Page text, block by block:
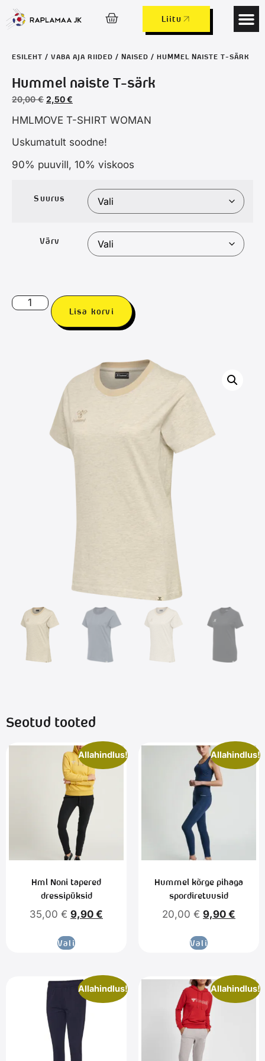
Liitu
ESILEHT / VABA AJA RIIDED / NAISED / HUMMEL NAISTE T-SÄRK
Hummel naiste T-särk
20,00€ 2,50€
HMLMOVE T-SHIRT WOMAN
Uskumatult soodne!
90% puuvill, 10% viskoos
Suurus
Värv
Lisa korvi
Seotud tooted
Allahindlus!
Hml Noni tapered
dressipüksid
35,00 € 9,90 €
Vali
Allahindlus!
Hummel kõrge pihaga
spordiretuusid
20,00 € 9,90 €
Vali
Allahindlus! Allahindlus!